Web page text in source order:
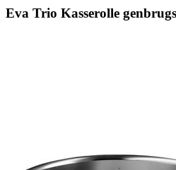
Eva Trio Kasserolle